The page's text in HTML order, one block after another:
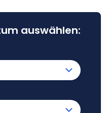
auswählen: